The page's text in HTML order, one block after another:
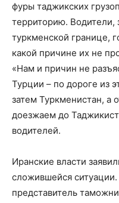
фуры таджикских
территорию. Водители,
туркменской границе,
какой причине их не
«Нам и причин не
Турции – по дороге из
затем Туркменистан, а
доезжаем до
водителей.
Иранские власти
сложившейся
представитель